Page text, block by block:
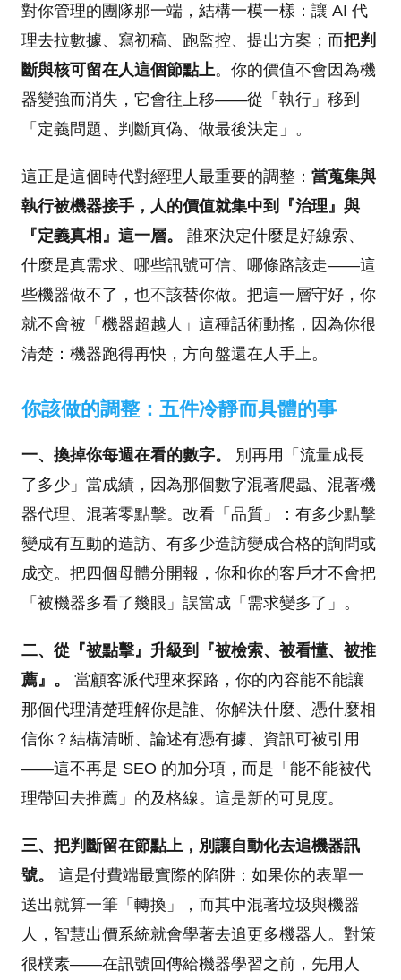
對你管理的團隊那一端，結構一模一樣：讓 AI 代
理去拉數據、寫初稿、跑監控、提出方案；而把判
斷與核可留在人這個節點上。你的價值不會因為機
器變強而消失，它會往上移——從「執行」移到
「定義問題、判斷真偽、做最後決定」。
這正是這個時代對經理人最重要的調整： 當蒐集與
執行被機器接手，人的價值就集中到『治理』與
『定義真相』這一層。
誰來決定什麼是好線索、
什麼是真需求、哪些訊號可信、哪條路該走——這
些機器做不了，也不該替你做。把這一層守好，你
就不會被「機器超越人」這種話術動搖，因為你很
清楚：機器跑得再快，方向盤還在人手上。
你該做的調整：五件冷靜而具體的事
一、換掉你每週在看的數字。
別再用「流量成長
了多少」當成績，因為那個數字混著爬蟲、混著機
器代理、混著零點擊。改看「品質」：有多少點擊
變成有互動的造訪、有多少造訪變成合格的詢問或
成交。把四個母體分開報，你和你的客戶才不會把
「被機器多看了幾眼」誤當成「需求變多了」。
二、從『被點擊』升級到『被檢索、被看懂、被推
薦』。
當顧客派代理來探路，你的內容能不能讓
那個代理清楚理解你是誰、你解決什麼、憑什麼相
信你？結構清晰、論述有憑有據、資訊可被引用
——這不再是 SEO 的加分項，而是「能不能被代
理帶回去推薦」的及格線。這是新的可見度。
三、把判斷留在節點上，別讓自動化去追機器訊
號。
這是付費端最實際的陷阱：如果你的表單一
送出就算一筆「轉換」，而其中混著垃圾與機器
人，智慧出價系統就會學著去追更多機器人。對策
很樸素——在訊號回傳給機器學習之前，先用人